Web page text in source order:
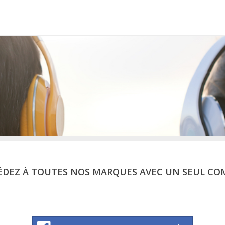
À TOUTES NOS MARQUES AVEC UN SEUL